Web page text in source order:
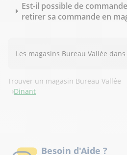
Est-il possible de
retirer sa commande en
Les magasins Bureau Vallée
Trouver un magasin Bureau Vallée
Dinant
Besoin d'Aide ?